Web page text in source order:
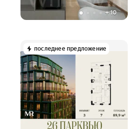
+10
последнее предложение